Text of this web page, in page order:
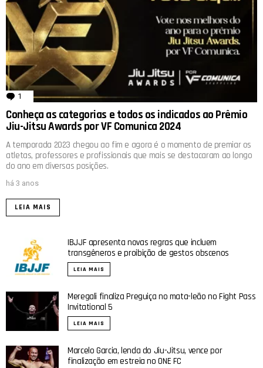
1 comentário
Conheça as categorias e todos os indicados ao Prêmio
Jiu-Jitsu Awards por VF Comunica 2024
A temporada 2023 chegou ao fim e agora é o momento de premiar os
atletas, professores e profissionais que mais se destacaram ao longo
do ano em diversas posições.
há 3 anos
LEIA MAIS
IBJJF apresenta novas regras que incluem
transgêneros e proibição de gestos obscenos
LEIA MAIS
Meregali finaliza Preguiça no mata-leão no Fight Pass
Invitational 5
LEIA MAIS
Marcelo Garcia, lenda do Jiu-Jitsu, vence por
finalização em estreia no ONE FC